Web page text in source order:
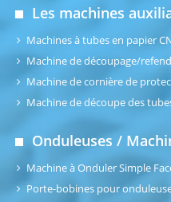
Les machines
Machines à tubes en papier
Machine de découpage/
Machine de cornière de
Machine de découpe des
Onduleuses /
Machine à Onduler Simple
Porte-bobines pour